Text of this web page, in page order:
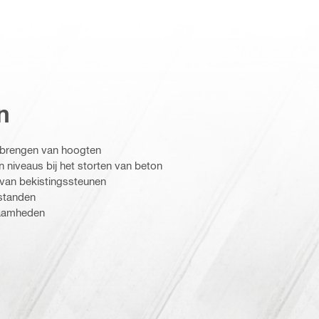
van hoogten
niveaus bij het storten van beton
bekistingssteunen